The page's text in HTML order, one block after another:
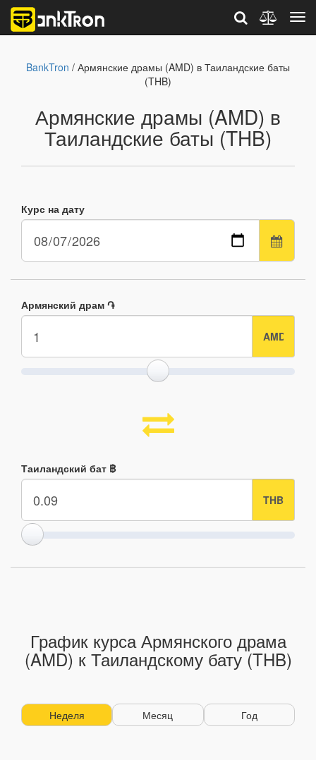
BankTron / Армянские драмы (AMD) в Таиландские баты
(THB)
Армянские драмы (AMD) в
Таиландские баты (THB)
Курс на дату
Армянский драм ֏
Таиландский бат ฿
График курса Армянского драма
(AMD) к Таиландскому бату (THB)
Неделя Месяц Год